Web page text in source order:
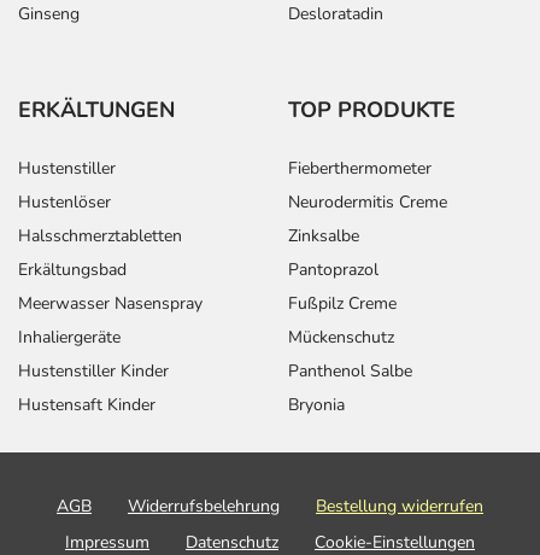
Ginseng
Desloratadin
ERKÄLTUNGEN
Hustenstiller
Hustenlöser
Halsschmerztabletten
Erkältungsbad
Meerwasser Nasenspray
Inhaliergeräte
Hustenstiller Kinder
Hustensaft Kinder
TOP PRODUKTE
Fieberthermometer
Neurodermitis Creme
Zinksalbe
Pantoprazol
Fußpilz Creme
Mückenschutz
Panthenol Salbe
Bryonia
AGB Widerrufsbelehrung
Bestellung widerrufen
Impressum
Datenschutz
Cookie-Einstellungen